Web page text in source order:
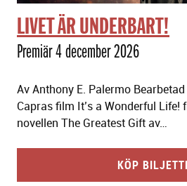
LIVET ÄR UNDERBART!
Premiär 4 december 2026
Av Anthony E. Palermo
Capras film It’s a Wonderful Life!
novellen The Greatest Gift av…
KÖP